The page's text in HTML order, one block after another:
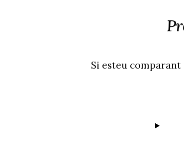
Si esteu